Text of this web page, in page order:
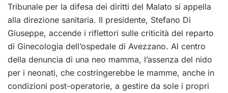
Tribunale per la difesa dei diritti del Malato si appella
alla direzione sanitaria. Il presidente, Stefano Di
Giuseppe, accende i riflettori sulle criticità del reparto
di Ginecologia dell’ospedale di Avezzano. Al centro
della denuncia di una neo mamma, l’assenza del nido
per i neonati, che costringerebbe le mamme, anche in
condizioni post-operatorie, a gestire da sole i propri